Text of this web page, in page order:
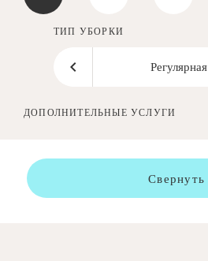
ТИП УБОРКИ
Регулярная
ДОПОЛНИТЕЛЬНЫЕ УСЛУГИ
Свернуть